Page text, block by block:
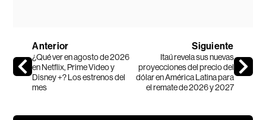
Anterior
¿Qué ver en agosto de 2026
en Netflix, Prime Video y
Disney +? Los estrenos del
mes
Siguiente
Itaú revela sus nuevas
proyecciones del precio del
dólar en América Latina para
el remate de 2026 y 2027